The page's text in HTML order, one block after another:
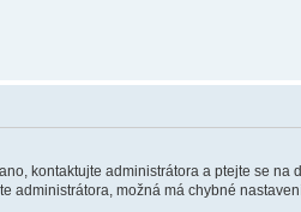
kontaktujte administrátora a ptejte se na
administrátora, možná má chybné